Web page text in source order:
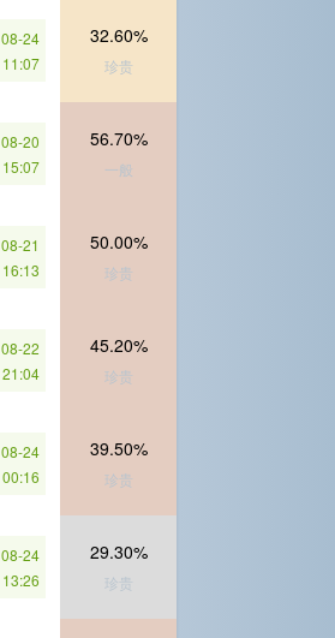
08-24
11:07
32.60%
珍贵
08-20
15:07
56.70%
一般
08-21
16:13
50.00%
珍贵
08-22
21:04
45.20%
珍贵
08-24
00:16
39.50%
珍贵
08-24
13:26
29.30%
珍贵